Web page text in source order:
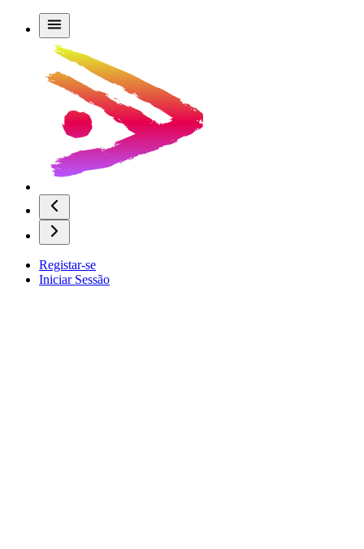
Registar-se
Iniciar Sessão